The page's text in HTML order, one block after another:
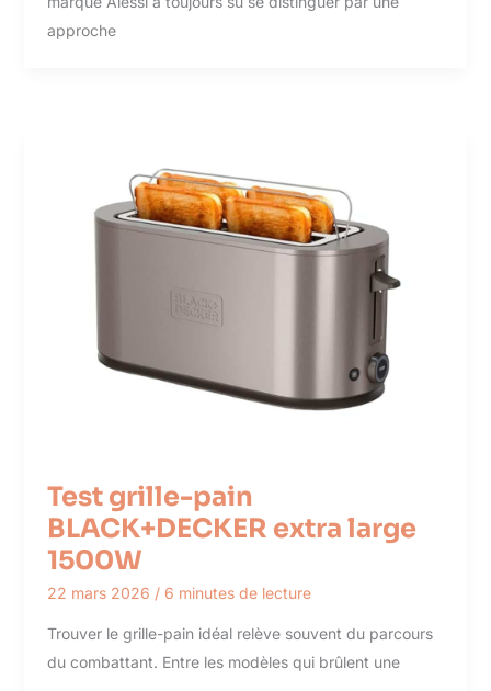
approche
Test grille-pain
BLACK+DECKER extra large
1500W
22 mars 2026 / 6 minutes de lecture
Trouver le grille-pain idéal relève souvent du parcours
du combattant. Entre les modèles qui brûlent une